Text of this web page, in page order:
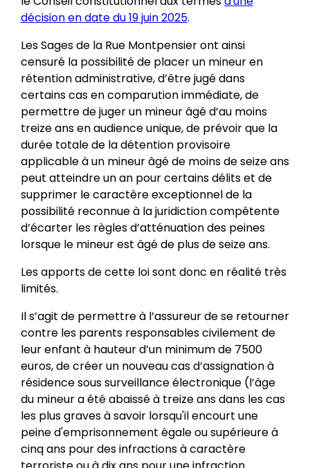
décision en date du 19 juin 2025.
Les Sages de la Rue Montpensier ont ainsi
censuré la possibilité de placer un mineur en
rétention administrative, d’être jugé dans
certains cas en comparution immédiate, de
permettre de juger un mineur âgé d’au moins
treize ans en audience unique, de prévoir que la
durée totale de la détention provisoire
applicable à un mineur âgé de moins de seize ans
peut atteindre un an pour certains délits et de
supprimer le caractère exceptionnel de la
possibilité reconnue à la juridiction compétente
d’écarter les règles d’atténuation des peines
lorsque le mineur est âgé de plus de seize ans.
Les apports de cette loi sont donc en réalité très
limités.
Il s’agit de permettre à l’assureur de se retourner
contre les parents responsables civilement de
leur enfant à hauteur d’un minimum de 7500
euros, de créer un nouveau cas d’assignation à
résidence sous surveillance électronique (l’âge
du mineur a été abaissé à treize ans dans les cas
les plus graves à savoir lorsqu'il encourt une
peine d'emprisonnement égale ou supérieure à
cinq ans pour des infractions à caractère